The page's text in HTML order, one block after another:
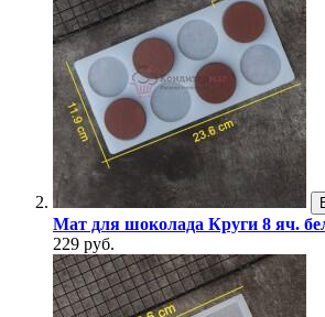
Мат для шоколада Круги 8 яч.
229 руб.